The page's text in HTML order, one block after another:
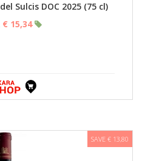
Sulcis DOC 2025 (75 cl)
€ 15,34
SAVE € 13,80